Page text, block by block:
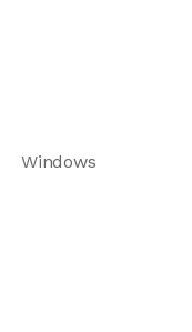
Windows